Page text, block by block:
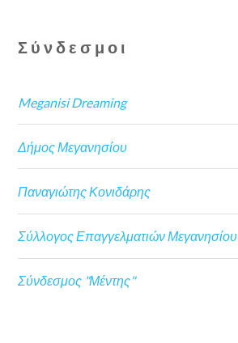
Σύνδεσμοι
Meganisi Dreaming
Δήμος Μεγανησίου
Παναγιώτης Κονιδάρης
Σύλλογος Επαγγελματιών Μεγανησίου
Σύνδεσμος "Μέντης"